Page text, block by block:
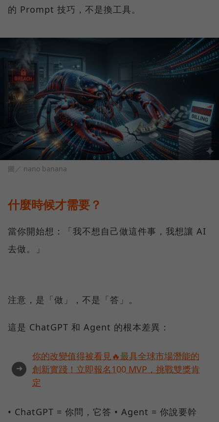
的 Prompt 技巧，不是換工具。
圖／ nano banana
什麼時候才需要？
當你開始想：「我不想自己做這件事，我想讓 AI
去做。」
注意，是「做」，不是「答」。
這是 ChatGPT 和 Agent 的根本差異：
➜
你的改變值得被看見🔥最具全球市場潛能的
創新實踐！立即報名100 MVP，挑戰雙獎肯
定
• ChatGPT = 你問，它答 • Agent = 你說要幹